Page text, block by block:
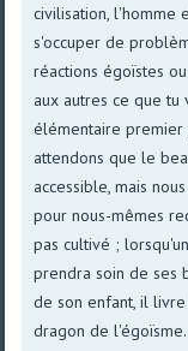
civilisation, l'homme
s'occuper de
réactions égoïstes
aux autres ce que tu
élémentaire premier
attendons que le
accessible, mais
pour nous-mêmes
pas cultivé ;
prendra soin de ses
de son enfant, il
dragon de l'égoïsme.